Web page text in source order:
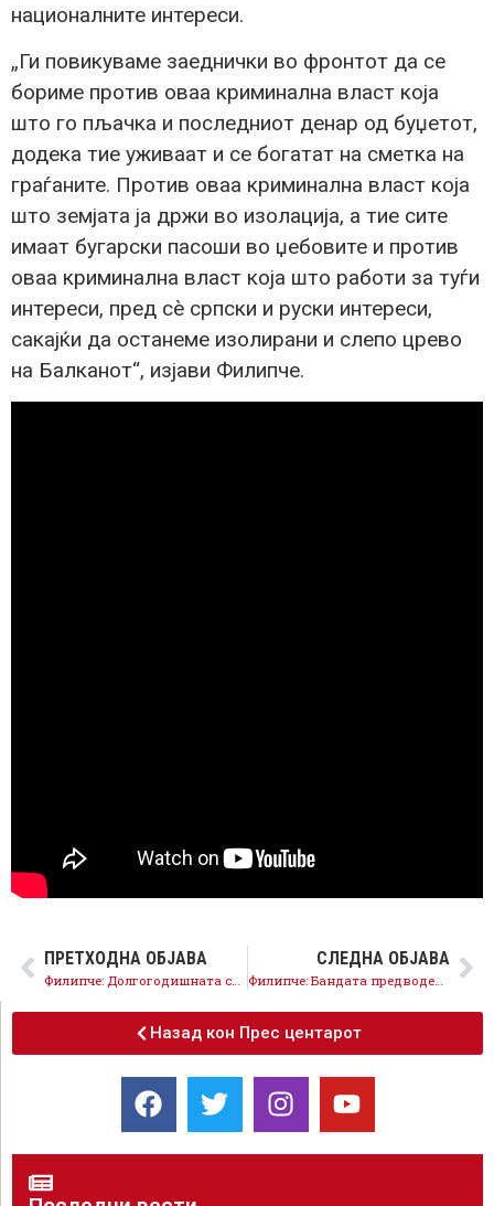
националните интереси.
„Ги повикуваме заеднички во фронтот да се
бориме против оваа криминална власт која
што го пљачка и последниот денар од буџетот,
додека тие уживаат и се богатат на сметка на
граѓаните. Против оваа криминална власт која
што земјата ја држи во изолација, а тие сите
имаат бугарски пасоши во џебовите и против
оваа криминална власт која што работи за туѓи
интереси, пред сè српски и руски интереси,
сакајќи да останеме изолирани и слепо црево
на Балканот“, изјави Филипче.
ПРЕТХОДНА ОБЈАВА СЛЕДНА ОБЈАВА
Филипче: Бандата предводена од Мицкоски ќе одговара и ќе ги враќа парите
Назад кон Прес центарот